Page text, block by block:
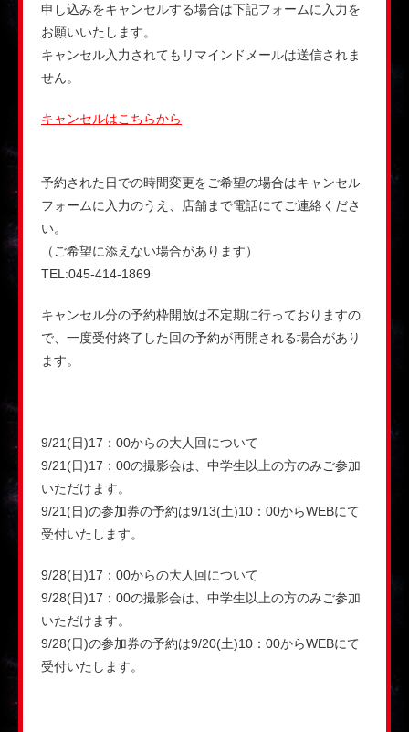
申し込みをキャンセルする場合は下記フォームに入力を
お願いいたします。
キャンセル入力されてもリマインドメールは送信されま
せん。
キャンセルはこちらから
予約された日での時間変更をご希望の場合はキャンセル
フォームに入力のうえ、店舗まで電話にてご連絡くださ
い。
（ご希望に添えない場合があります）
TEL:045-414-1869
キャンセル分の予約枠開放は不定期に行っておりますの
で、一度受付終了した回の予約が再開される場合があり
ます。
9/21(日)17：00からの大人回について
9/21(日)17：00の撮影会は、中学生以上の方のみご参加
いただけます。
9/21(日)の参加券の予約は9/13(土)10：00からWEBにて
受付いたします。
9/28(日)17：00からの大人回について
9/28(日)17：00の撮影会は、中学生以上の方のみご参加
いただけます。
9/28(日)の参加券の予約は9/20(土)10：00からWEBにて
受付いたします。